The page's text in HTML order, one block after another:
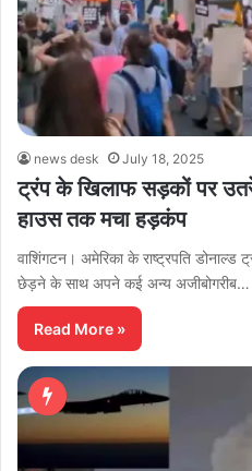
news desk July 18, 2025
ट्रंप के खिलाफ सड़कों पर उतरे
हाउस तक मचा हड़कंप
वाशिंगटन। अमेरिका के राष्ट्रपति डोनाल्ड
छेड़ने के साथ अपने कई अन्य अजीबोगरीब…
Read More »